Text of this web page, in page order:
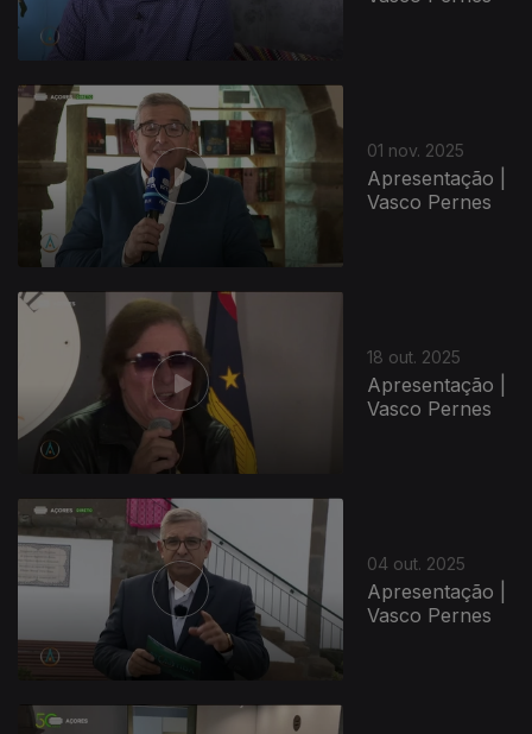
01 nov. 2025
Apresentação |
Vasco Pernes
18 out. 2025
Apresentação |
Vasco Pernes
04 out. 2025
Apresentação |
Vasco Pernes